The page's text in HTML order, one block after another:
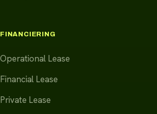
FINANCIERING
Operational Lease
Financial Lease
Private Lease